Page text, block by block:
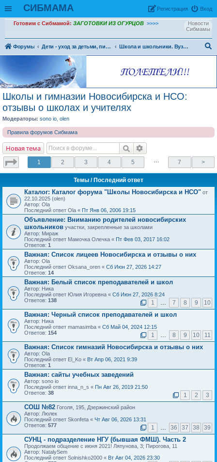
СИБМАМА Вход
Рeгиcтpaция
Новости
Сибмамы
Готовим с Сибмамой: ЗАГОТОВКИ ИЗ ОГУРЦОВ >>>>
Форумы Дети - уход за детьми, питание и воспитание детей.
Школа и школьники. Вузы и ссузы, студенчество
Школы и гимназии Новосибирска и НСО:
отзывы о школах и учителях
Модераторы: sono io olen
Правила форумов Сибмама
Новая тема
1 2 3 4 5 … 7 >
Темы / Последний ответ
Каталог: Каталог форума "Школы Новосибирска и НСО" от
22.10.2025 (olen)
Автор: Ola
Последний ответ Ola « Пт Янв 06, 2006 19:15
Объявление: Вниманию родителей новосибирских
школьников участки, закрепленные за школами
Автор: Мираж
Последний ответ Мамочка Олечка « Пт Фев 03, 2017 16:02
Ответов: 1
Важная: Список лицеев Новосибирска и отзывы о них
Автор: Ola
Последний ответ Oksana_oren « Сб Июн 27, 2026 14:27
Ответов: 14
Важная: Белый список преподавателей и школ
Автор: Ника
Последний ответ Юлия Игоревна « Сб Июн 27, 2026 8:24
Ответов: 138 1 … 7 8 9 10
Важная: Черный список преподавателей и школ
Автор: Ника
Последний ответ mamasimba « Сб Май 04, 2024 12:15
Ответов: 154 1 … 8 9 10 11
Важная: Список гимназий Новосибирска и отзывы о них
Автор: Ola
Последний ответ El_Ko « Вт Апр 06, 2021 9:39
Ответов: 1
Важная: сайты учебных заведений
Автор: sono io
Последний ответ inna_n_s « Пн Авг 26, 2019 21:50
Ответов: 38 1 2 3
СОШ №82 Гоголя, 195, Дзержинский район
Автор: Люлек
Последний ответ Skonfeta « Чт Авг 06, 2026 13:31
Ответов: 577 1 … 36 37 38 39
СУНЦ - подразделение НГУ (бывшая ФМШ). Часть 2
Продолжаем общение с июня 2021! Ляпунова, 3; Пирогова, 11
Автор: NatalySem
Последний ответ Solnishko2000 « Вт Авг 04, 2026 23:30